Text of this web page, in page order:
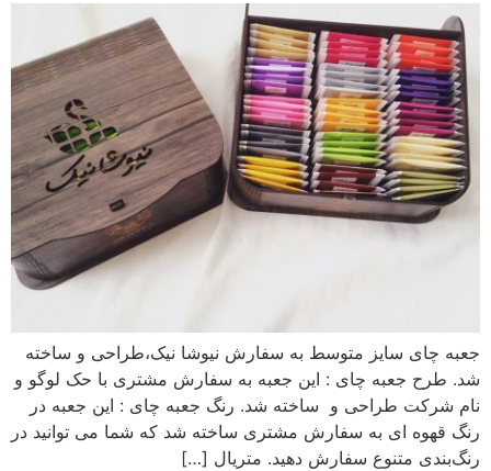
جعبه چای سایز متوسط به سفارش نیوشا نیک،طراحی و ساخته
شد. طرح‌ جعبه چای : این جعبه به سفارش مشتری با حک لوگو و
نام شرکت طراحی و ساخته شد. رنگ‌ جعبه چای : این جعبه در
رنگ‌‌ قهوه ای به سفارش مشتری ساخته شد که شما می توانید در
رنگ‌بندی متنوع سفارش دهید. متریال […]